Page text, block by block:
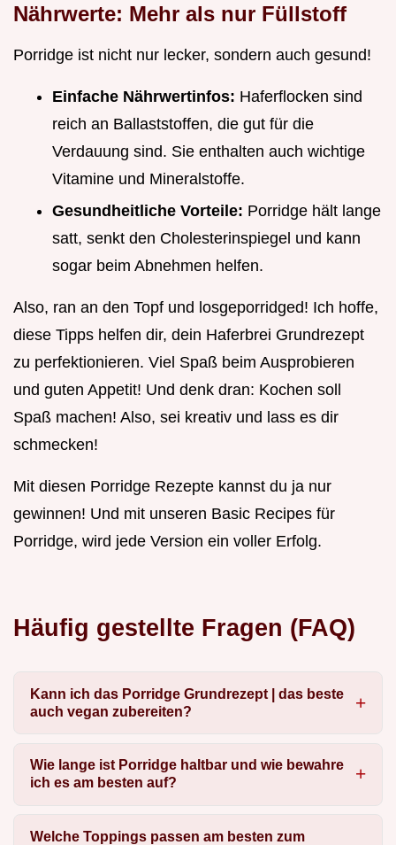
Nährwerte: Mehr als nur Füllstoff
Porridge ist nicht nur lecker, sondern auch gesund!
Einfache Nährwertinfos: Haferflocken sind
reich an Ballaststoffen, die gut für die
Verdauung sind. Sie enthalten auch wichtige
Vitamine und Mineralstoffe.
Gesundheitliche Vorteile: Porridge hält lange
satt, senkt den Cholesterinspiegel und kann
sogar beim Abnehmen helfen.
Also, ran an den Topf und losgeporridged! Ich hoffe,
diese Tipps helfen dir, dein Haferbrei Grundrezept
zu perfektionieren. Viel Spaß beim Ausprobieren
und guten Appetit! Und denk dran: Kochen soll
Spaß machen! Also, sei kreativ und lass es dir
schmecken!
Mit diesen Porridge Rezepte kannst du ja nur
gewinnen! Und mit unseren Basic Recipes für
Porridge, wird jede Version ein voller Erfolg.
Häufig gestellte Fragen (FAQ)
Kann ich das Porridge Grundrezept | das beste
auch vegan zubereiten?
Wie lange ist Porridge haltbar und wie bewahre
ich es am besten auf?
Welche Toppings passen am besten zum